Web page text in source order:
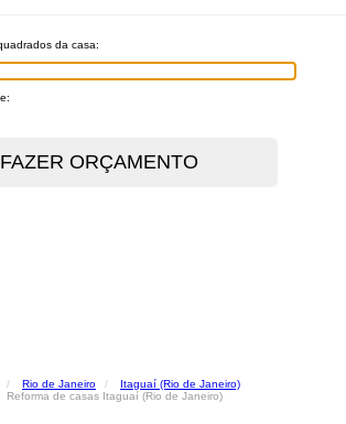
da casa:
Rio de Janeiro
Itaguaí (Rio de Janeiro)
Reforma de casas Itaguaí (Rio de Janeiro)